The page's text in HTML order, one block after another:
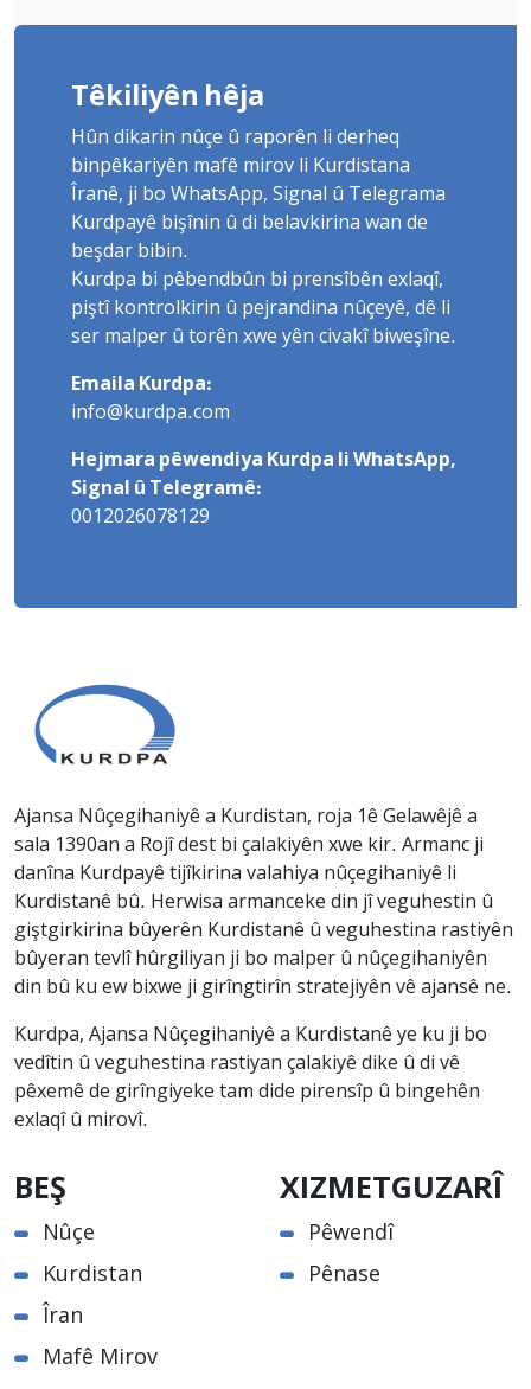
Têkiliyên hêja
Hûn dikarin nûçe û raporên li derheq
binpêkariyên mafê mirov li Kurdistana
Îranê, ji bo WhatsApp, Signal û Telegrama
Kurdpayê bişînin û di belavkirina wan de
beşdar bibin.
Kurdpa bi pêbendbûn bi prensîbên exlaqî,
piştî kontrolkirin û pejrandina nûçeyê, dê li
ser malper û torên xwe yên civakî biweşîne.
Emaila Kurdpa:
info@kurdpa.com
Hejmara pêwendiya Kurdpa li WhatsApp,
Signal û Telegramê:
0012026078129
Ajansa Nûçegihaniyê a Kurdistan, roja 1ê Gelawêjê a
sala 1390an a Rojî dest bi çalakiyên xwe kir. Armanc ji
danîna Kurdpayê tijîkirina valahiya nûçegihaniyê li
Kurdistanê bû. Herwisa armanceke din jî veguhestin û
giştgirkirina bûyerên Kurdistanê û veguhestina rastiyên
bûyeran tevlî hûrgiliyan ji bo malper û nûçegihaniyên
din bû ku ew bixwe ji girîngtirîn stratejiyên vê ajansê ne.
Kurdpa, Ajansa Nûçegihaniyê a Kurdistanê ye ku ji bo
vedîtin û veguhestina rastiyan çalakiyê dike û di vê
pêxemê de girîngiyeke tam dide pirensîp û bingehên
exlaqî û mirovî.
BEŞ
Nûçe
Kurdistan
Îran
Mafê Mirov
XIZMETGUZARÎ
Pêwendî
Pênase